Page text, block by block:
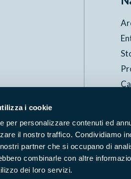
i cookie
per personalizzare contenuti ed
il nostro traffico. Condividiamo
partner che si occupano di
combinarle con altre
dei loro servizi.
leggi il Copyleft